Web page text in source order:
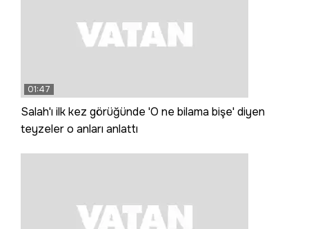
01:47
Salah'ı ilk kez görüğünde 'O ne bilama bişe' diyen
teyzeler o anları anlattı